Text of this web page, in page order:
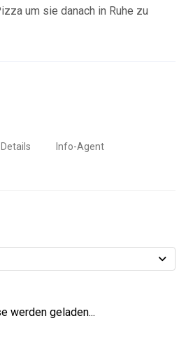
um sie danach in Ruhe zu
Info-Agent
werden geladen...